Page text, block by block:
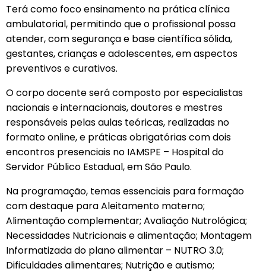
Terá como foco ensinamento na prática clínica
ambulatorial, permitindo que o profissional possa
atender, com segurança e base científica sólida,
gestantes, crianças e adolescentes, em aspectos
preventivos e curativos.
O corpo docente será composto por especialistas
nacionais e internacionais, doutores e mestres
responsáveis pelas aulas teóricas, realizadas no
formato online, e práticas obrigatórias com dois
encontros presenciais no IAMSPE – Hospital do
Servidor Público Estadual, em São Paulo.
Na programação, temas essenciais para formação
com destaque para Aleitamento materno;
Alimentação complementar; Avaliação Nutrológica;
Necessidades Nutricionais e alimentação; Montagem
Informatizada do plano alimentar – NUTRO 3.0;
Dificuldades alimentares; Nutrição e autismo;